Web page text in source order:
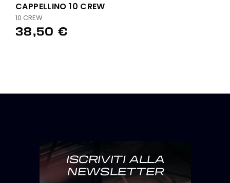
CAPPELLINO 10 CREW
10 CREW
38,50 €
ISCRIVITI ALLA
NEWSLETTER